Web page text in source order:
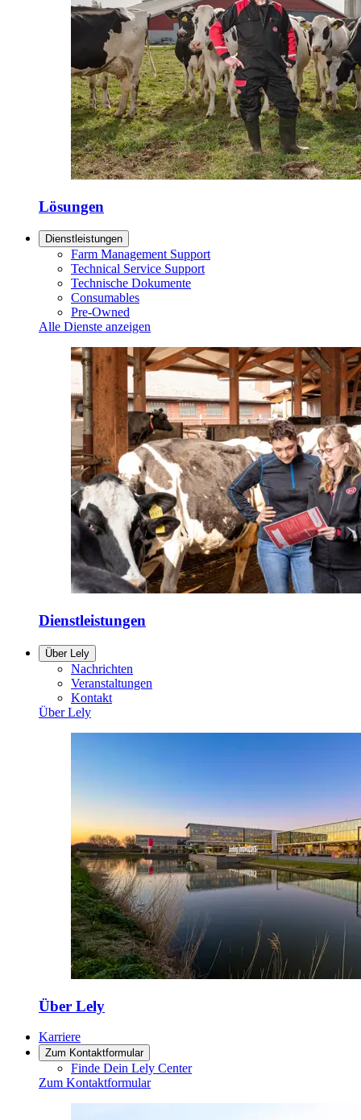
Lösungen
Dienstleistungen
Farm Management Support
Technical Service Support
Technische Dokumente
Consumables
Pre-Owned
Alle Dienste anzeigen
Dienstleistungen
Über Lely
Nachrichten
Veranstaltungen
Kontakt
Über Lely
Über Lely
Karriere
Zum Kontaktformular
Finde Dein Lely Center
Zum Kontaktformular